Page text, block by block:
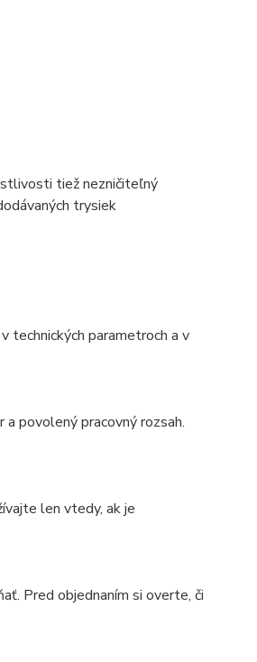
tiež nezničiteľný
trysiek
technických parametroch a v
povolený pracovný rozsah.
len vtedy, ak je
Pred objednaním si overte, či